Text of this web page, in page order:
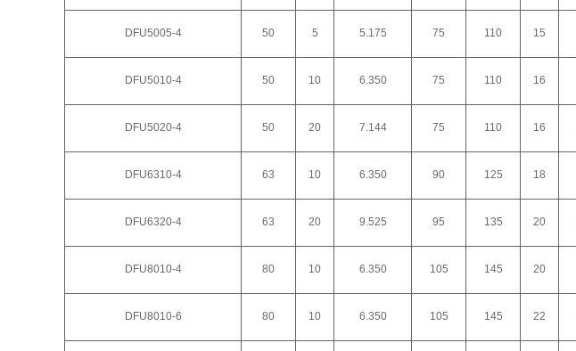
DFU5005-4 50 5 5.175 75 110 15
DFU5010-4 50 10 6.350 75 110 16
DFU5020-4 50 20 7.144 75 110 16
DFU6310-4 63 10 6.350 90 125 18
DFU6320-4 63 20 9.525 95 135 20
DFU8010-4 80 10 6.350 105 145 20
DFU8010-6 80 10 6.350 105 145 22